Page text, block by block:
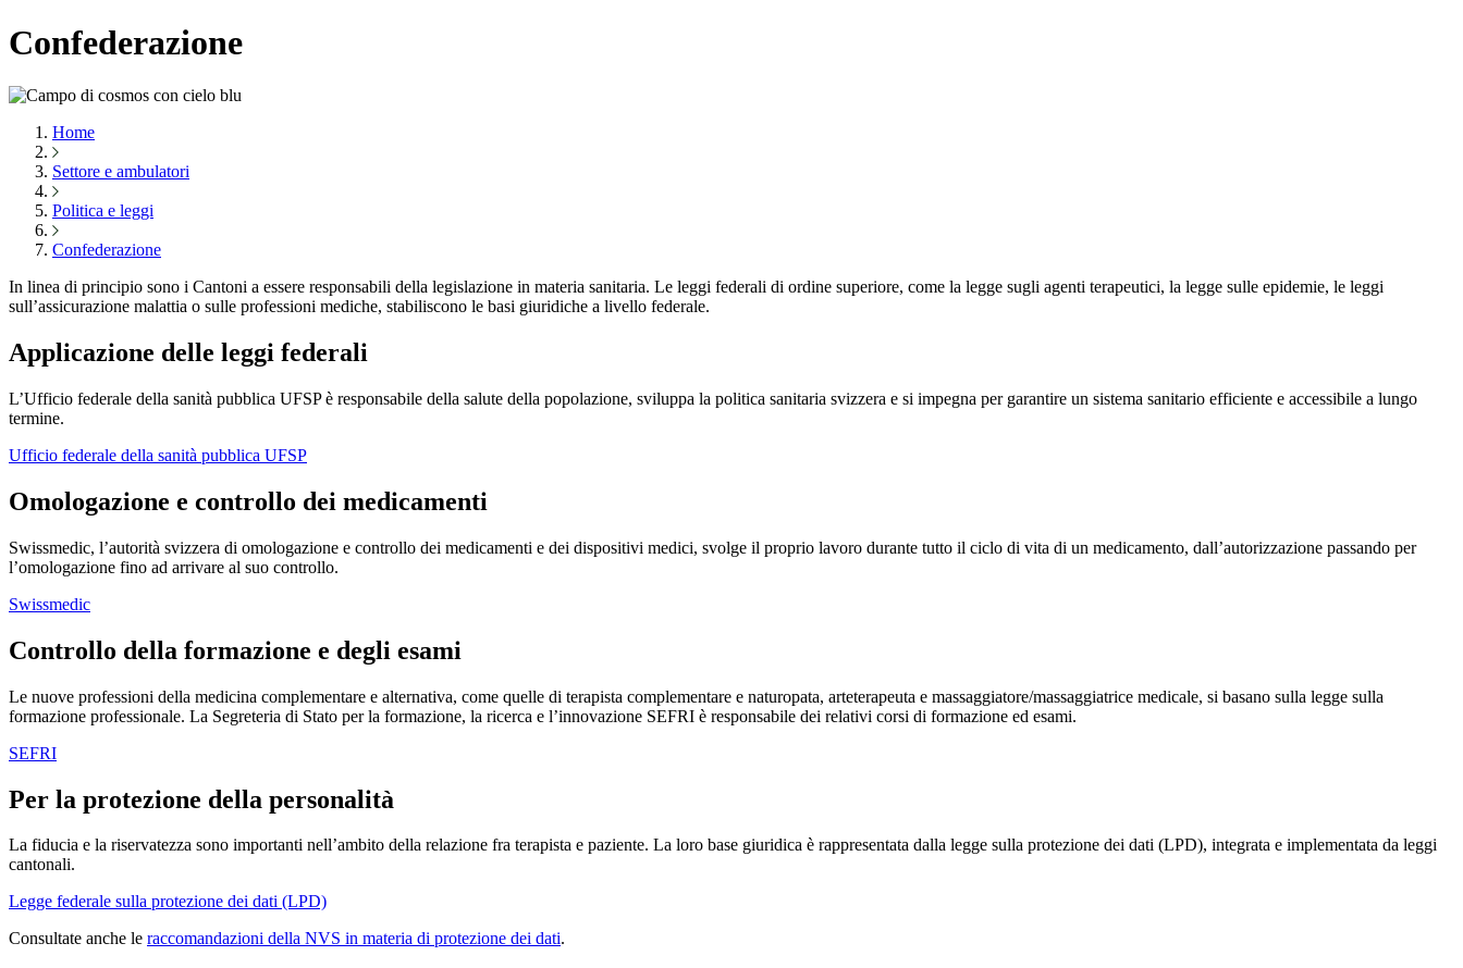
Confederazione
Home
Settore e ambulatori
Politica e leggi
Confederazione
In linea di principio sono i Cantoni a essere responsabili della legislazione in materia sanitaria. Le leggi federali di ordine superiore, come la legge sugli agenti terapeutici, la legge sulle epidemie, le leggi
sull’assicurazione malattia o sulle professioni mediche, stabiliscono le basi giuridiche a livello federale.
Applicazione delle leggi federali
L’Ufficio federale della sanità pubblica UFSP è responsabile della salute della popolazione, sviluppa la politica sanitaria svizzera e si impegna per garantire un sistema sanitario efficiente e accessibile a lungo
termine.
Ufficio federale della sanità pubblica UFSP
Omologazione e controllo dei medicamenti
Swissmedic, l’autorità svizzera di omologazione e controllo dei medicamenti e dei dispositivi medici, svolge il proprio lavoro durante tutto il ciclo di vita di un medicamento, dall’autorizzazione passando per
l’omologazione fino ad arrivare al suo controllo.
Swissmedic
Controllo della formazione e degli esami
Le nuove professioni della medicina complementare e alternativa, come quelle di terapista complementare e naturopata, arteterapeuta e massaggiatore/massaggiatrice medicale, si basano sulla legge sulla
formazione professionale. La Segreteria di Stato per la formazione, la ricerca e l’innovazione SEFRI è responsabile dei relativi corsi di formazione ed esami.
SEFRI
Per la protezione della personalità
La fiducia e la riservatezza sono importanti nell’ambito della relazione fra terapista e paziente. La loro base giuridica è rappresentata dalla legge sulla protezione dei dati (LPD), integrata e implementata da leggi
cantonali.
Legge federale sulla protezione dei dati (LPD)
Consultate anche le raccomandazioni della NVS in materia di protezione dei dati.